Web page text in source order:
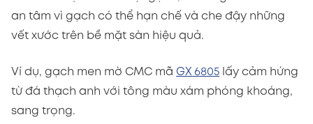
an tâm vì gạch có thể hạn chế và che đậy những
vết xước trên bề mặt sàn hiệu quả.
Ví dụ, gạch men mờ CMC mã GX 6805 lấy cảm hứng
từ đá thạch anh với tông màu xám phóng khoáng,
sang trọng.